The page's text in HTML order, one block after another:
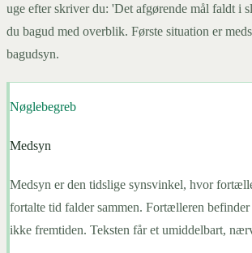
uge efter skriver du: 'Det afgørende mål faldt i
du bagud med overblik. Første situation er
bagudsyn.
Nøglebegreb
Medsyn
Medsyn er den tidslige synsvinkel, hvor
fortalte tid falder sammen. Fortælleren
ikke fremtiden. Teksten får et umiddelbart,